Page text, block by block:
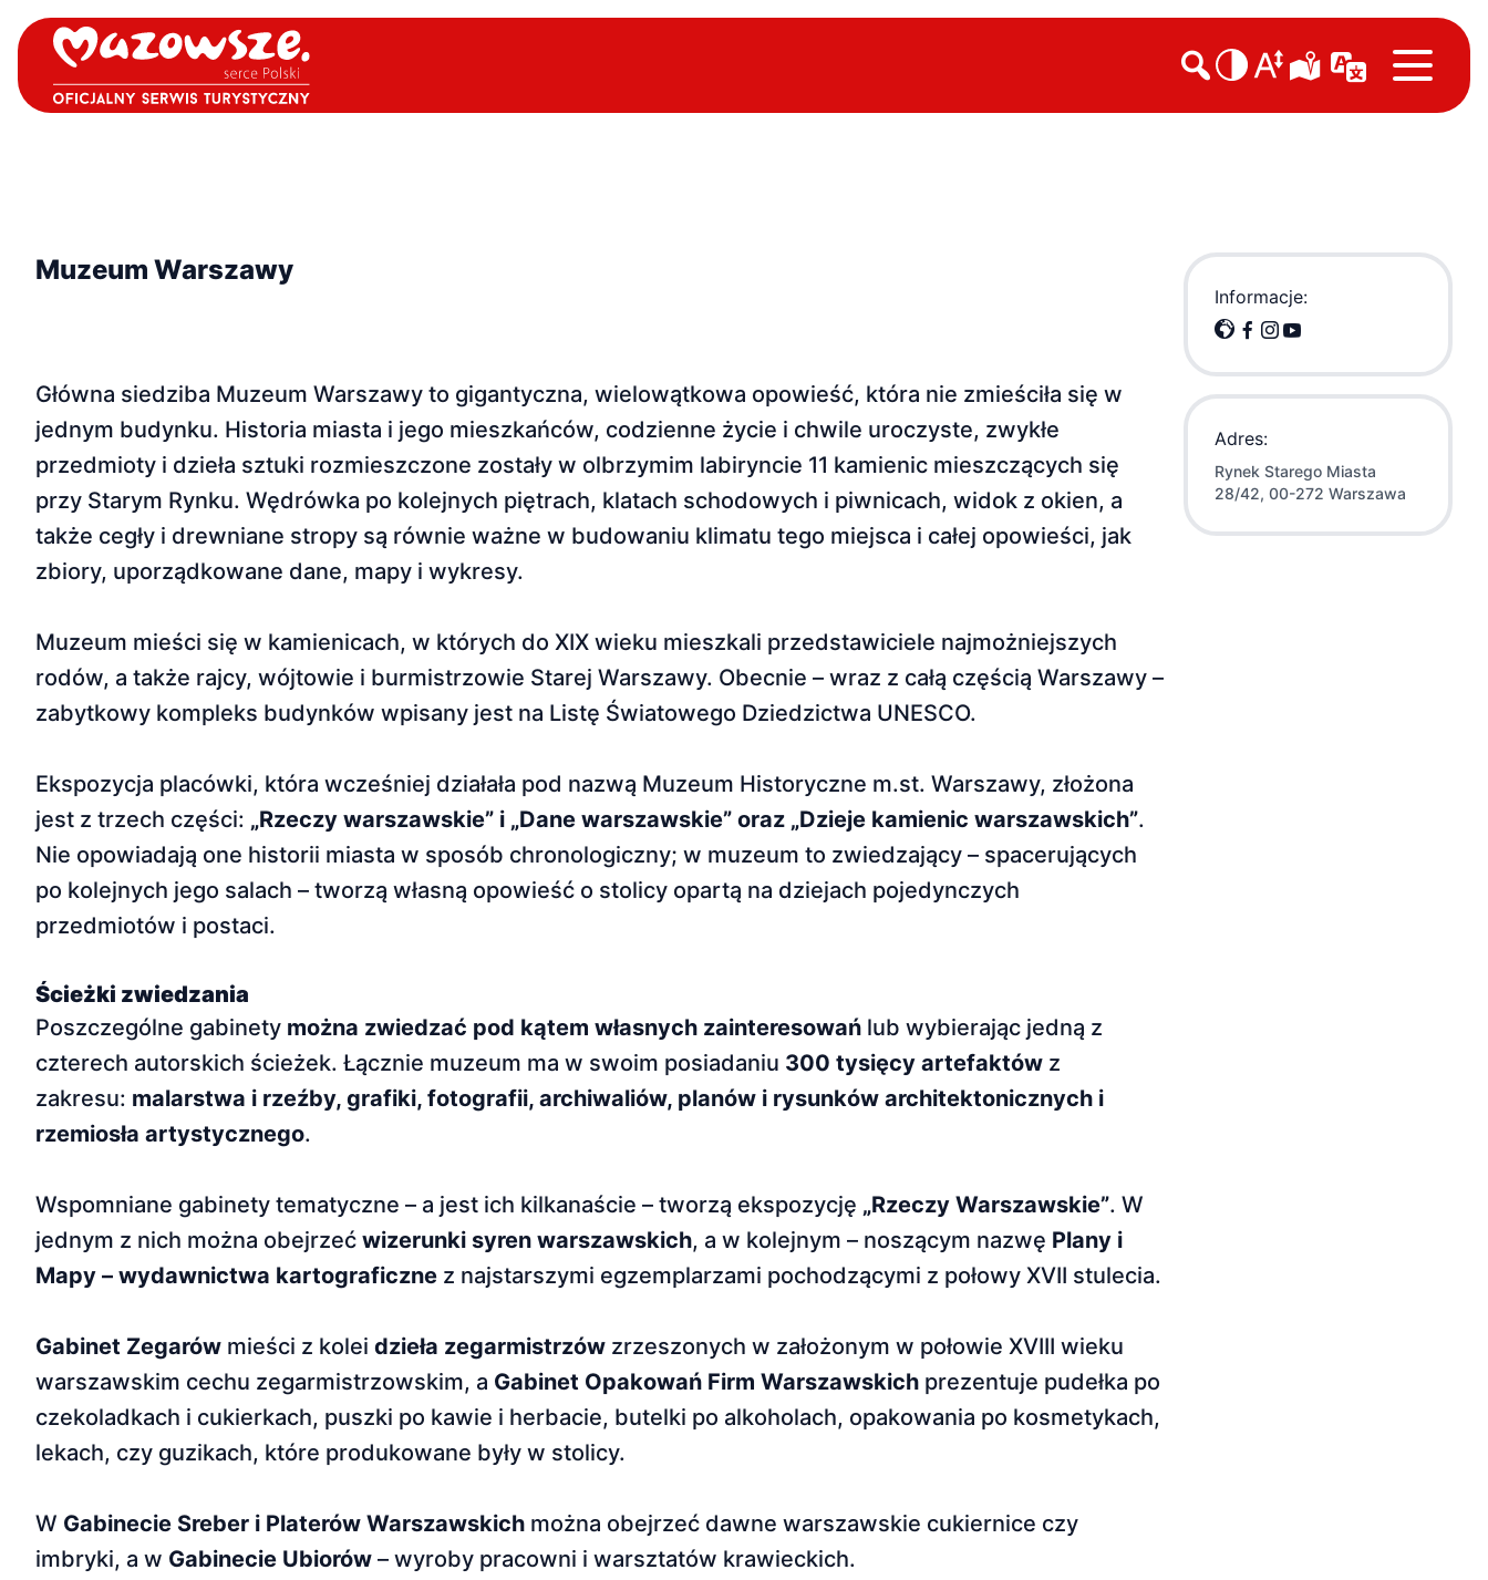

Muzeum Warszawy
Główna siedziba Muzeum Warszawy to gigantyczna, wielowątkowa opowieść, która nie zmieściła się w
jednym budynku. Historia miasta i jego mieszkańców, codzienne życie i chwile uroczyste, zwykłe
przedmioty i dzieła sztuki rozmieszczone zostały w olbrzymim labiryncie 11 kamienic mieszczących się
przy Starym Rynku. Wędrówka po kolejnych piętrach, klatach schodowych i piwnicach, widok z okien, a
także cegły i drewniane stropy są równie ważne w budowaniu klimatu tego miejsca i całej opowieści, jak
zbiory, uporządkowane dane, mapy i wykresy.
Muzeum mieści się w kamienicach, w których do XIX wieku mieszkali przedstawiciele najmożniejszych
rodów, a także rajcy, wójtowie i burmistrzowie Starej Warszawy. Obecnie – wraz z całą częścią Warszawy –
zabytkowy kompleks budynków wpisany jest na Listę Światowego Dziedzictwa UNESCO.
Ekspozycja placówki, która wcześniej działała pod nazwą Muzeum Historyczne m.st. Warszawy, złożona
jest z trzech części: „Rzeczy warszawskie” i „Dane warszawskie” oraz „Dzieje kamienic warszawskich”.
Nie opowiadają one historii miasta w sposób chronologiczny; w muzeum to zwiedzający – spacerujących
po kolejnych jego salach – tworzą własną opowieść o stolicy opartą na dziejach pojedynczych
przedmiotów i postaci.
Ścieżki zwiedzania
Poszczególne gabinety można zwiedzać pod kątem własnych zainteresowań lub wybierając jedną z
czterech autorskich ścieżek. Łącznie muzeum ma w swoim posiadaniu 300 tysięcy artefaktów z
zakresu: malarstwa i rzeźby, grafiki, fotografii, archiwaliów, planów i rysunków architektonicznych i
rzemiosła artystycznego.
Wspomniane gabinety tematyczne – a jest ich kilkanaście – tworzą ekspozycję „Rzeczy Warszawskie”. W
jednym z nich można obejrzeć wizerunki syren warszawskich, a w kolejnym – noszącym nazwę Plany i
Mapy – wydawnictwa kartograficzne z najstarszymi egzemplarzami pochodzącymi z połowy XVII stulecia.
Gabinet Zegarów mieści z kolei dzieła zegarmistrzów zrzeszonych w założonym w połowie XVIII wieku
warszawskim cechu zegarmistrzowskim, a Gabinet Opakowań Firm Warszawskich prezentuje pudełka po
czekoladkach i cukierkach, puszki po kawie i herbacie, butelki po alkoholach, opakowania po kosmetykach,
lekach, czy guzikach, które produkowane były w stolicy.
W Gabinecie Sreber i Platerów Warszawskich można obejrzeć dawne warszawskie cukiernice czy
imbryki, a w Gabinecie Ubiorów – wyroby pracowni i warsztatów krawieckich.
Informacje:
Adres:
Rynek Starego Miasta
28/42, 00-272 Warszawa